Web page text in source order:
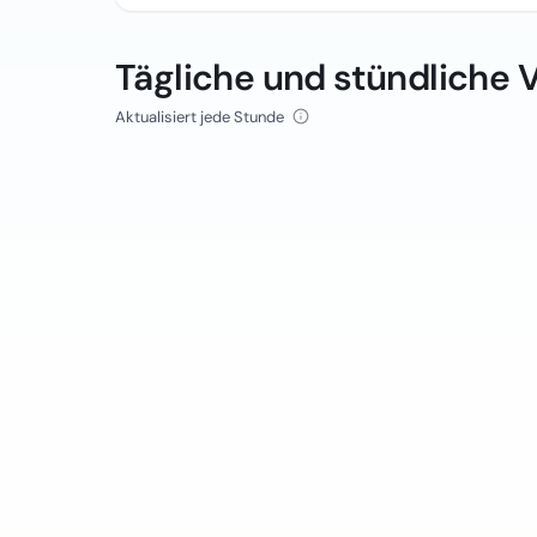
Tägliche und stündliche
Aktualisiert jede Stunde